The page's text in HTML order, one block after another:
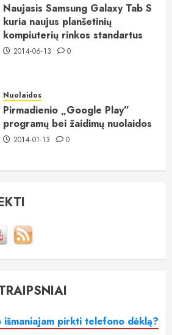
Naujasis Samsung Galaxy Tab S
kuria naujus planšetinių
kompiuterių rinkos standartus
2014-06-13 0
Nuolaidos
Pirmadienio „Google Play”
programų bei žaidimų nuolaidos
2014-01-13 0
pirkti telefono dėklą?